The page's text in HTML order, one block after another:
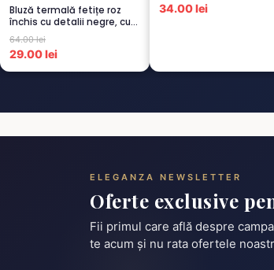
Bluză termală fetițe roz
închis cu detalii negre, cu
pu...
64.00 lei
29.00 lei
34.00 lei
ELEGANZA NEWSLETTER
Oferte exclusive
Fii primul care află despre
te acum și nu rata ofertele